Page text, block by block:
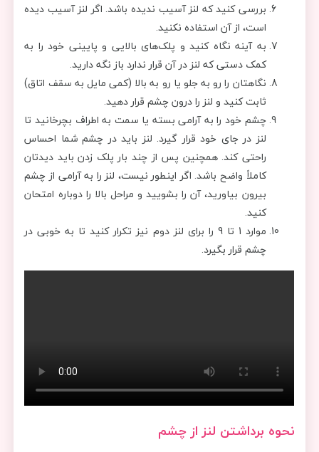
بررسی کنید که لنز آسیب ندیده باشد. اگر لنز آسیب دیده
است، از آن استفاده نکنید.
به آینه نگاه کنید و پلک‌های بالایی و پایینی خود را به
کمک دستی که لنز در آن قرار ندارد باز نگه دارید.
نگاهتان را رو به جلو یا رو به بالا (کمی مایل به سقف اتاق)
ثابت کنید و لنز را درون چشم قرار دهید.
چشم خود را به آرامی بسته یا سمت به اطراف بچرخانید تا
لنز در جای خود قرار گیرد. لنز باید در چشم شما احساس
راحتی کند. همچنین پس از چند بار پلک زدن باید دیدتان
کاملاً واضح باشد. اگر اینطور نیست، لنز را به آرامی از چشم
بیرون بیاورید، آن را بشویید و مراحل بالا را دوباره امتحان
کنید.
موارد 1 تا 9 را برای لنز دوم نیز تکرار کنید تا به خوبی در
چشم قرار بگیرد.
نحوه برداشتن لنز از چشم